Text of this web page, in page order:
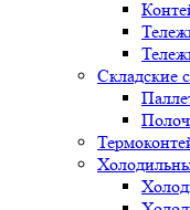
Складские